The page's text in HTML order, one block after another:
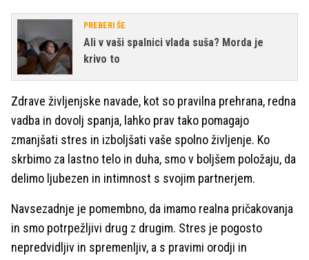
PREBERI ŠE
Ali v vaši spalnici vlada suša? Morda je
krivo to
Zdrave življenjske navade, kot so pravilna prehrana, redna
vadba in dovolj spanja, lahko prav tako pomagajo
zmanjšati stres in izboljšati vaše spolno življenje. Ko
skrbimo za lastno telo in duha, smo v boljšem položaju, da
delimo ljubezen in intimnost s svojim partnerjem.
Navsezadnje je pomembno, da imamo realna pričakovanja
in smo potrpežljivi drug z drugim. Stres je pogosto
nepredvidljiv in spremenljiv, a s pravimi orodji in